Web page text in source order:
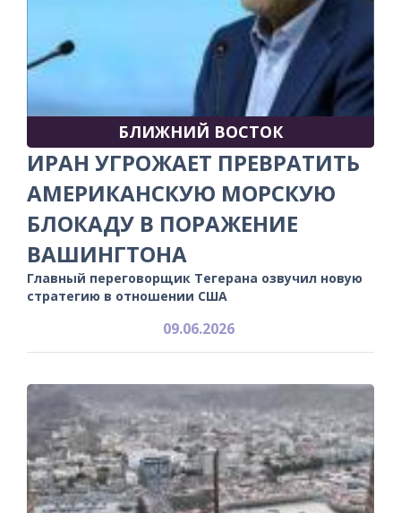
БЛИЖНИЙ ВОСТОК
ИРАН УГРОЖАЕТ ПРЕВРАТИТЬ
АМЕРИКАНСКУЮ МОРСКУЮ
БЛОКАДУ В ПОРАЖЕНИЕ
ВАШИНГТОНА
Главный переговорщик Тегерана озвучил новую
стратегию в отношении США
09.06.2026